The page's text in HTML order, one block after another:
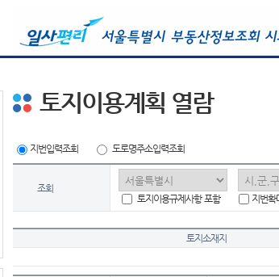
토지이용계획 열람
지번입력조회 도로명주소입력조회
조회
토지이용규제사항 포함
지번확
토지소재지